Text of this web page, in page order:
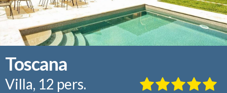
Toscana
Villa, 12 pers.